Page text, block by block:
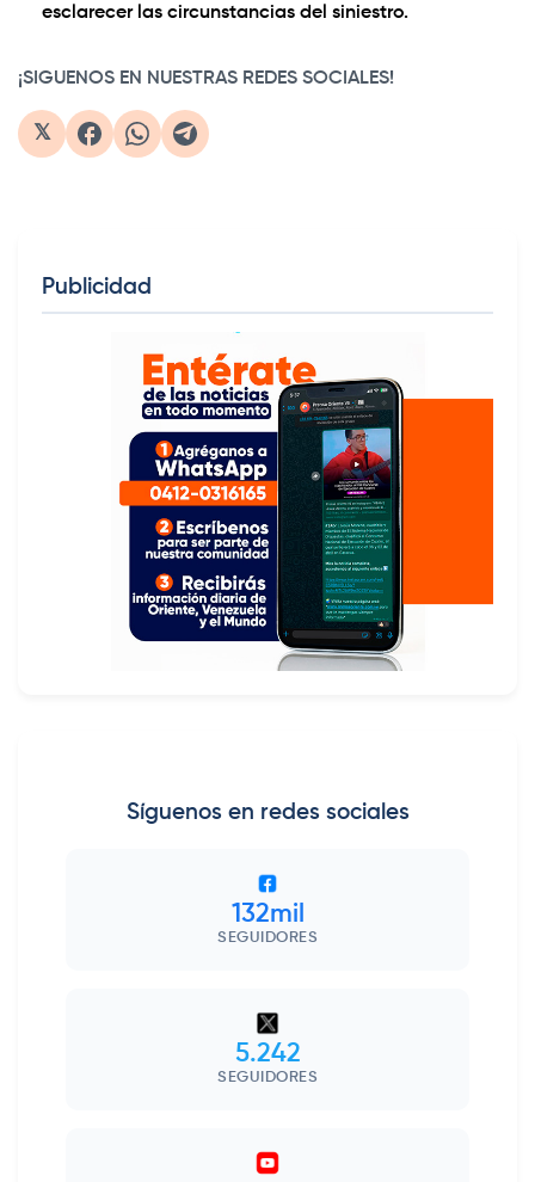
esclarecer las circunstancias del siniestro.
¡SIGUENOS EN NUESTRAS REDES SOCIALES!
𝕏
Publicidad
Síguenos en redes sociales
132mil
SEGUIDORES
5.242
SEGUIDORES